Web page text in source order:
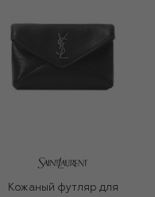
Кожаный футляр для